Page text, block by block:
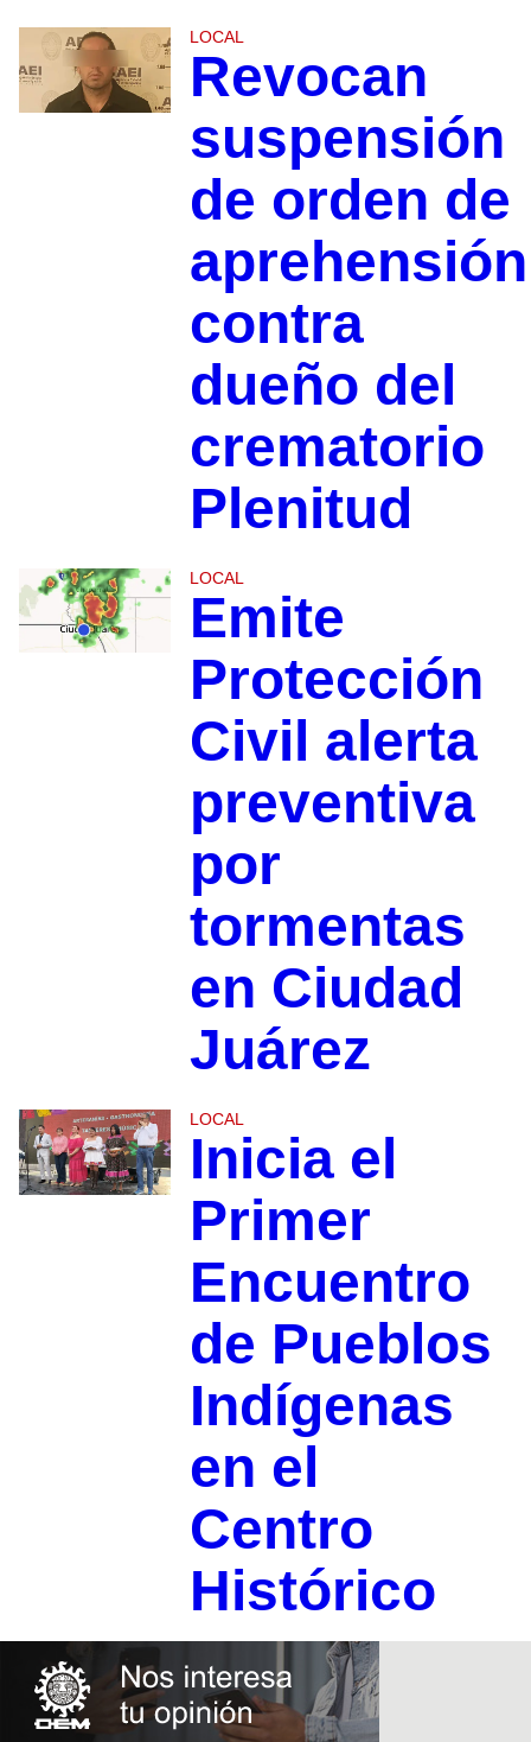
LOCAL
Revocan
suspensión
de orden de
aprehensión
contra
dueño del
crematorio
Plenitud
LOCAL
Emite
Protección
Civil alerta
preventiva
por
tormentas
en Ciudad
Juárez
LOCAL
Inicia el
Primer
Encuentro
de Pueblos
Indígenas
en el
Centro
Histórico